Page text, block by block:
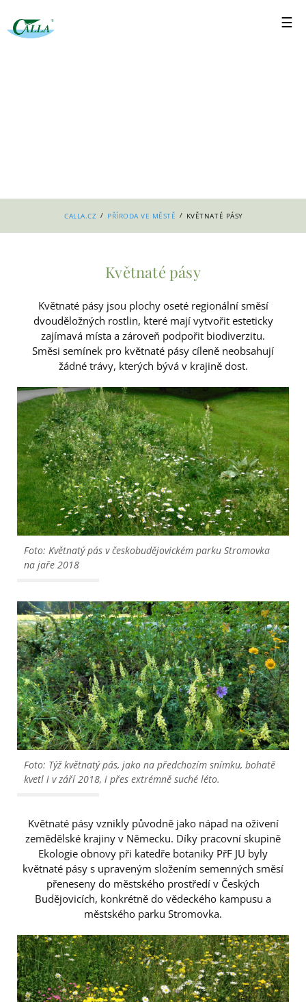
CALLA.CZ / PŘÍRODA VE MĚSTĚ / KVĚTNATÉ PÁSY
Květnaté pásy
Květnaté pásy jsou plochy oseté regionální směsí
dvouděložných rostlin, které mají vytvořit esteticky
zajímavá místa a zároveň podpořit biodiverzitu.
Směsi semínek pro květnaté pásy cíleně neobsahují
žádné trávy, kterých bývá v krajině dost.
Foto: Květnatý pás v českobudějovickém parku Stromovka
na jaře 2018
Foto: Týž květnatý pás, jako na předchozím snímku, bohatě
kvetl i v září 2018, i přes extrémně suché léto.
Květnaté pásy vznikly původně jako nápad na oživení
zemědělské krajiny v Německu. Díky pracovní skupině
Ekologie obnovy při katedře botaniky PřF JU byly
květnaté pásy s upraveným složením semenných směsí
přeneseny do městského prostředí v Českých
Budějovicích, konkrétně do vědeckého kampusu a
městského parku Stromovka.